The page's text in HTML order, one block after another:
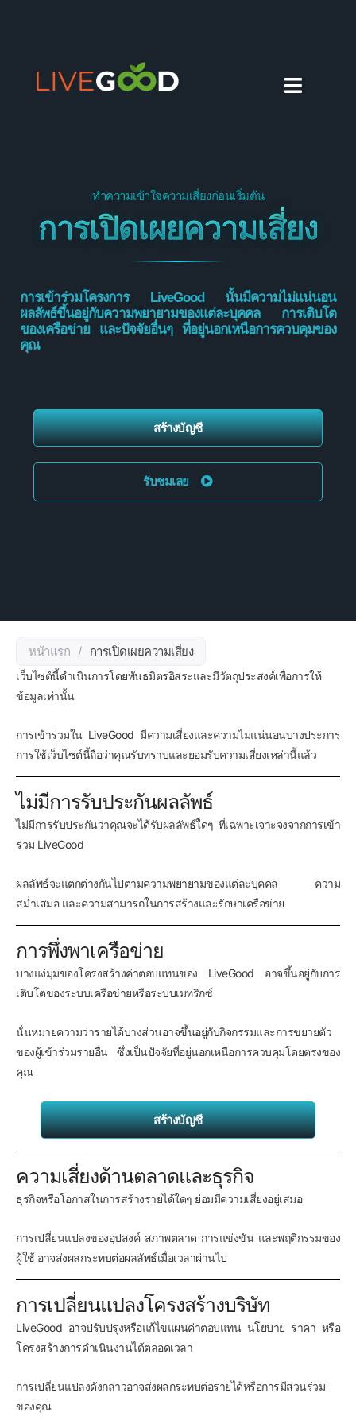
ทำความเข้าใจความเสี่ยงก่อนเริ่มต้น
การเปิดเผยความเสี่ยง
การเข้าร่วมโครงการ LiveGood นั้นมีความไม่แน่นอน
ผลลัพธ์ขึ้นอยู่กับความพยายามของแต่ละบุคคล การเติบโต
ของเครือข่าย และปัจจัยอื่นๆ ที่อยู่นอกเหนือการควบคุมของ
คุณ
สร้างบัญชี
รับชมเลย
หน้าแรก / การเปิดเผยความเสี่ยง
เว็บไซต์นี้ดำเนินการโดยพันธมิตรอิสระและมีวัตถุประสงค์เพื่อการให้
ข้อมูลเท่านั้น
การเข้าร่วมใน LiveGood มีความเสี่ยงและความไม่แน่นอนบางประการ
การใช้เว็บไซต์นี้ถือว่าคุณรับทราบและยอมรับความเสี่ยงเหล่านี้แล้ว
ไม่มีการรับประกันผลลัพธ์
ไม่มีการรับประกันว่าคุณจะได้รับผลลัพธ์ใดๆ ที่เฉพาะเจาะจงจากการเข้า
ร่วม LiveGood
ผลลัพธ์จะแตกต่างกันไปตามความพยายามของแต่ละบุคคล ความ
สม่ำเสมอ และความสามารถในการสร้างและรักษาเครือข่าย
การพึ่งพาเครือข่าย
บางแง่มุมของโครงสร้างค่าตอบแทนของ LiveGood อาจขึ้นอยู่กับการ
เติบโตของระบบเครือข่ายหรือระบบเมทริกซ์
นั่นหมายความว่ารายได้บางส่วนอาจขึ้นอยู่กับกิจกรรมและการขยายตัว
ของผู้เข้าร่วมรายอื่น ซึ่งเป็นปัจจัยที่อยู่นอกเหนือการควบคุมโดยตรงของ
คุณ
สร้างบัญชี
ความเสี่ยงด้านตลาดและธุรกิจ
ธุรกิจหรือโอกาสในการสร้างรายได้ใดๆ ย่อมมีความเสี่ยงอยู่เสมอ
การเปลี่ยนแปลงของอุปสงค์ สภาพตลาด การแข่งขัน และพฤติกรรมของ
ผู้ใช้ อาจส่งผลกระทบต่อผลลัพธ์เมื่อเวลาผ่านไป
การเปลี่ยนแปลงโครงสร้างบริษัท
LiveGood อาจปรับปรุงหรือแก้ไขแผนค่าตอบแทน นโยบาย ราคา หรือ
โครงสร้างการดำเนินงานได้ตลอดเวลา
การเปลี่ยนแปลงดังกล่าวอาจส่งผลกระทบต่อรายได้หรือการมีส่วนร่วม
ของคุณ